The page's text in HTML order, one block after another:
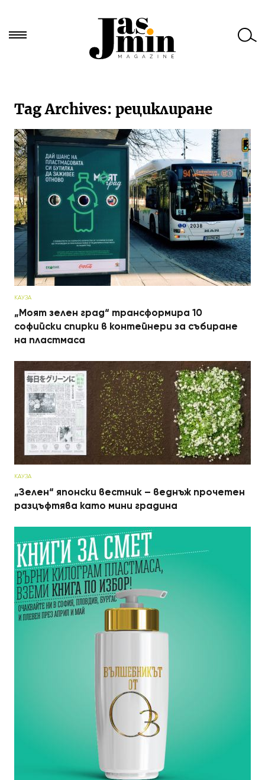
за:Tag Archives: рециклиране
КАУЗА
„Моят зелен град“ трансформира 10
софийски спирки в контейнери за събиране
на пластмаса
КАУЗА
„Зелен“ японски вестник – веднъж прочетен
разцъфтява като мини градина